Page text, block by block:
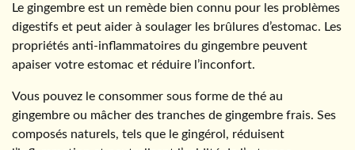
Le gingembre est un remède bien connu pour les problèmes
digestifs et peut aider à soulager les brûlures d’estomac. Les
propriétés anti-inflammatoires du gingembre peuvent
apaiser votre estomac et réduire l’inconfort.
Vous pouvez le consommer sous forme de thé au
gingembre ou mâcher des tranches de gingembre frais. Ses
composés naturels, tels que le gingérol, réduisent